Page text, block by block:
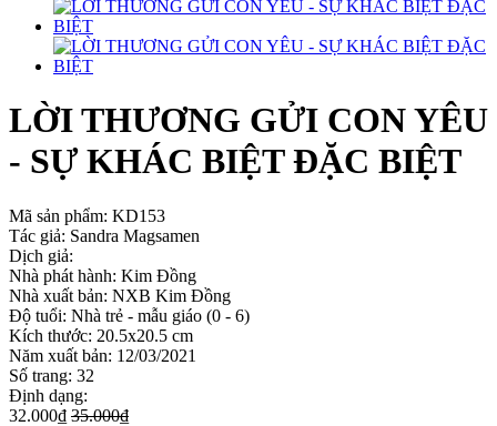
LỜI THƯƠNG GỬI CON YÊU
- SỰ KHÁC BIỆT ĐẶC BIỆT
Mã sản phẩm: KD153
Tác giả: Sandra Magsamen
Dịch giả:
Nhà phát hành: Kim Đồng
Nhà xuất bản: NXB Kim Đồng
Độ tuổi: Nhà trẻ - mẫu giáo (0 - 6)
Kích thước: 20.5x20.5 cm
Năm xuất bản: 12/03/2021
Số trang: 32
Định dạng:
32.000₫ 35.000₫